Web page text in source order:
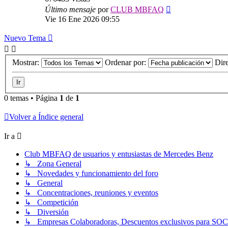
Último mensaje porCLUB MBFAQ
Vie 16 Ene 2026 09:55
Nuevo Tema
Mostrar: Ordenar por:
0 temas • Página 1 de 1
Volver a Índice general
Ir a
Club MBFAQ de usuarios y entusiastas de Mercedes Benz
↳ Zona General
↳ Novedades y funcionamiento del foro
↳ General
↳ Concentraciones, reuniones y eventos
↳ Competición
↳ Diversión
↳ Empresas Colaboradoras, Descuentos exclusivos para